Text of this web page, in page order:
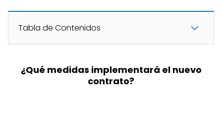
Tabla de Contenidos
¿Qué medidas implementará el nuevo
contrato?